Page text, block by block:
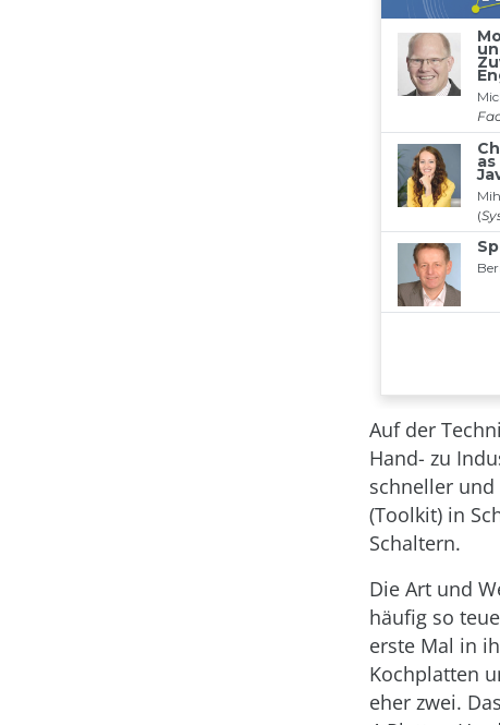
Auf der
Hand- zu
schneller
(Toolkit) in
Schaltern.
Die Art und
häufig so
erste Mal in
Kochplatten
eher zwei.